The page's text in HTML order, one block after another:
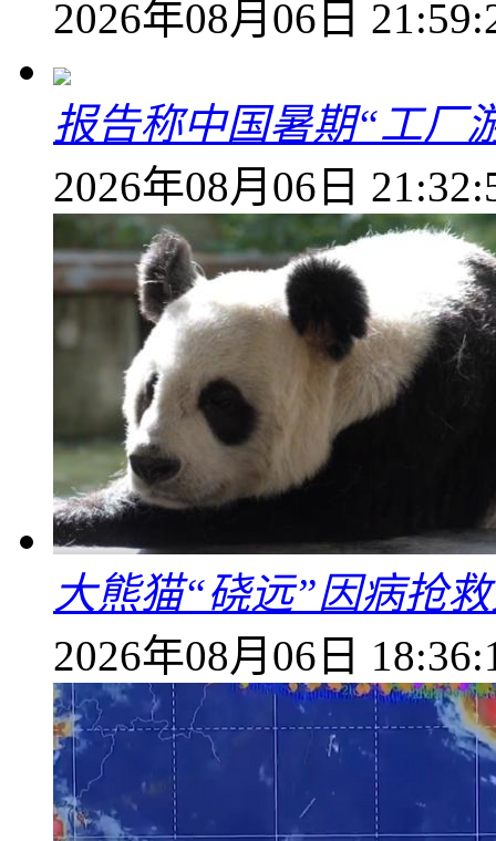
2026年08月06日
报告称中国暑期“工厂
2026年08月06日
大熊猫“硗远”因病抢
2026年08月06日